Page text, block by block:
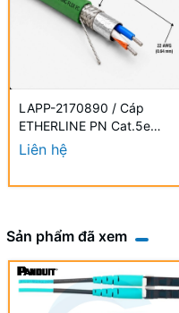
LAPP-2170890 / Cáp
ETHERLINE PN Cat.5e
FRNC FLEX FC 2x2x22 AWG
Liên hệ
Sản phẩm đã xem